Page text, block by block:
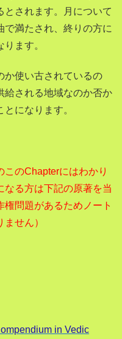
とされます。月について
で満たされ、終りの方に
ます。
か使い古されているの
給される地域なのか否か
になります。
のChapterにはわかり
なる方は下記の原著を当
問題があるためノート
せん）
in Vedic